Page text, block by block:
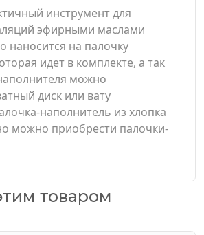
инструмент для
эфирными маслами
наносится на палочку
идет в комплекте, а так
можно
диск или вату
наполнитель из хлопка
можно приобрести палочки-
товаром